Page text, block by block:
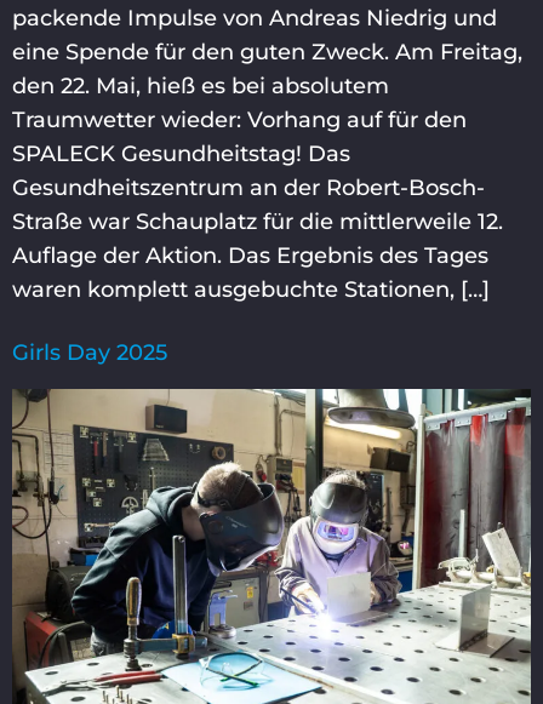
packende Impulse von Andreas Niedrig und
eine Spende für den guten Zweck. Am Freitag,
den 22. Mai, hieß es bei absolutem
Traumwetter wieder: Vorhang auf für den
SPALECK Gesundheitstag! Das
Gesundheitszentrum an der Robert-Bosch-
Straße war Schauplatz für die mittlerweile 12.
Auflage der Aktion. Das Ergebnis des Tages
waren komplett ausgebuchte Stationen, […]
Girls Day 2025